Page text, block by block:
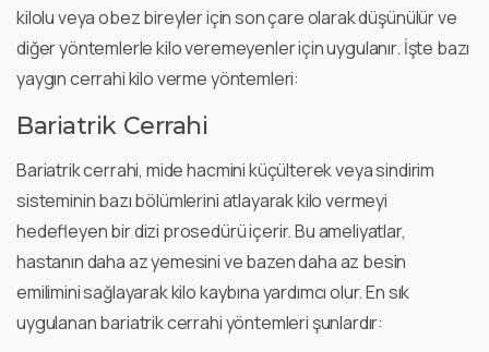
kilolu veya obez bireyler için son çare olarak düşünülür ve
diğer yöntemlerle kilo veremeyenler için uygulanır. İşte bazı
yaygın cerrahi kilo verme yöntemleri:
Bariatrik Cerrahi
Bariatrik cerrahi, mide hacmini küçülterek veya sindirim
sisteminin bazı bölümlerini atlayarak kilo vermeyi
hedefleyen bir dizi prosedürü içerir. Bu ameliyatlar,
hastanın daha az yemesini ve bazen daha az besin
emilimini sağlayarak kilo kaybına yardımcı olur. En sık
uygulanan bariatrik cerrahi yöntemleri şunlardır: